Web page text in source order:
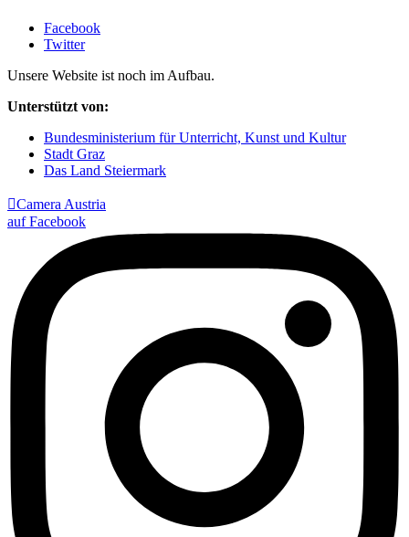
Facebook
Twitter
Unsere Website ist noch im Aufbau.
Unterstützt von:
Bundesministerium für Unterricht, Kunst und Kultur
Stadt Graz
Das Land Steiermark
Camera Austria
auf Facebook